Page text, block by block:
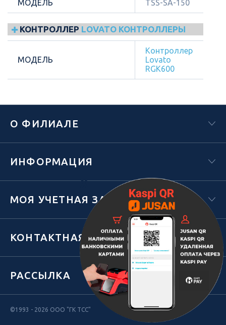
МОДЕЛЬ TSS-SA-150
КОНТРОЛЛЕР LOVATO КОНТРОЛЛЕРЫ
МОДЕЛЬ
Контроллер
Lovato
RGK600
Х
О ФИЛИАЛЕ
ИНФОРМАЦИЯ
МОЯ УЧЕТНАЯ ЗАПИСЬ
КОНТАКТНАЯ ИНФОРМАЦИЯ
РАССЫЛКА
©1993 - 2026 ООО "ГК ТСС"